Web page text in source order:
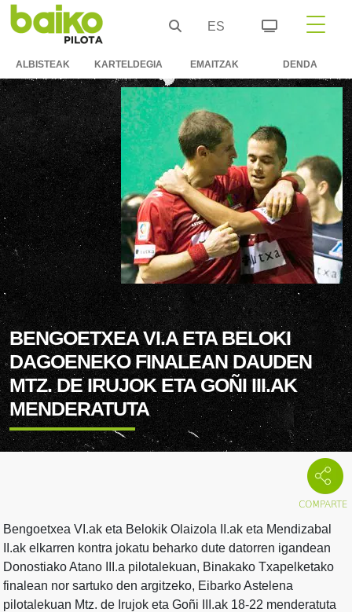
ES
ALBISTEAK KARTELDEGIA EMAITZAK DENDA
BENGOETXEA VI.A ETA BELOKI
DAGOENEKO FINALEAN DAUDEN
MTZ. DE IRUJOK ETA GOÑI III.AK
MENDERATUTA
Bengoetxea VI.ak eta Belokik Olaizola II.ak eta Mendizabal
II.ak elkarren kontra jokatu beharko dute datorren igandean
Donostiako Atano III.a pilotalekuan, Binakako Txapelketako
finalean nor sartuko den argitzeko, Eibarko Astelena
pilotalekuan Mtz. de Irujok eta Goñi III.ak 18-22 menderatuta